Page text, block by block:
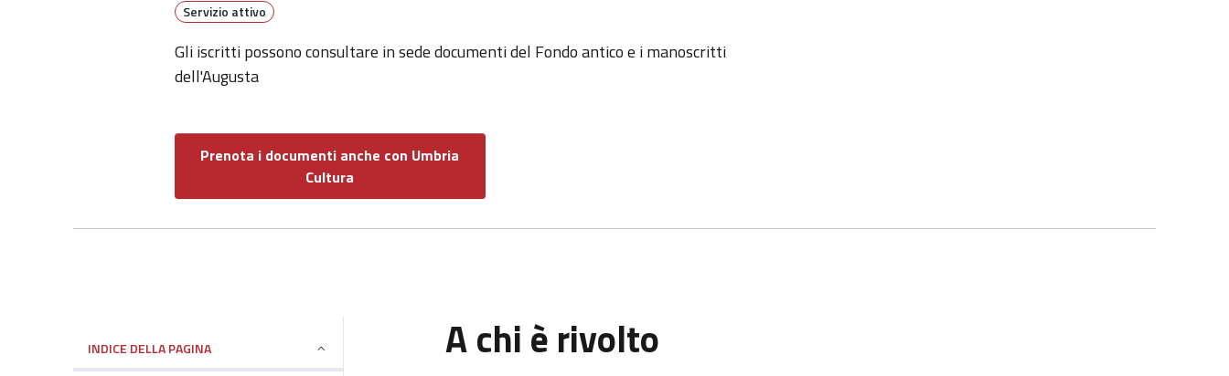
Servizio attivo
Gli iscritti possono consultare in sede documenti del Fondo antico e i manoscritti
dell'Augusta
Prenota i documenti anche con Umbria
Cultura
INDICE DELLA PAGINA A chi è rivolto